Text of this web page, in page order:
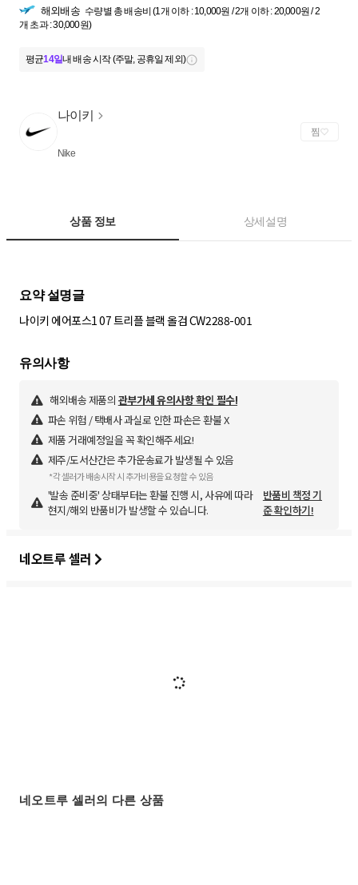
해외배송 수량별 총 배송비 (1개 이하 : 10,000원 / 2개 이하 : 20,000원 / 2
개 초과 : 30,000원)
평균14일내 배송 시작 (주말, 공휴일 제외)
나이키
Nike
찜
상품 정보 상세설명
요약 설명글
나이키 에어포스1 07 트리플 블랙 올검 CW2288-001
유의사항
해외배송 제품의 관부가세 유의사항 확인 필수!
파손 위험 / 택배사 과실로 인한 파손은 환불 X
제품 거래예정일을 꼭 확인해주세요!
제주/도서산간은 추가운송료가 발생될 수 있음
*각 셀러가 배송시작 시 추가비용을 요청할 수 있음
'발송 준비중' 상태부터는 환불 진행 시, 사유에 따라
현지/해외 반품비가 발생할 수 있습니다.
반품비 책정 기
준 확인하기!
네오트루 셀러
네오트루 셀러의 다른 상품